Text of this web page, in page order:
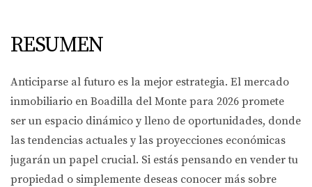
RESUMEN
Anticiparse al futuro es la mejor estrategia. El mercado
inmobiliario en Boadilla del Monte para 2026 promete
ser un espacio dinámico y lleno de oportunidades, donde
las tendencias actuales y las proyecciones económicas
jugarán un papel crucial. Si estás pensando en vender tu
propiedad o simplemente deseas conocer más sobre